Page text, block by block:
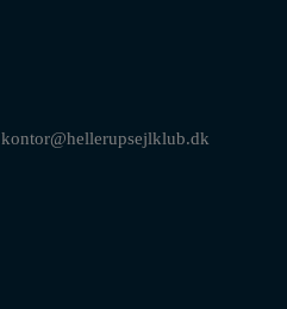
kontor@hellerupsejlklub.dk